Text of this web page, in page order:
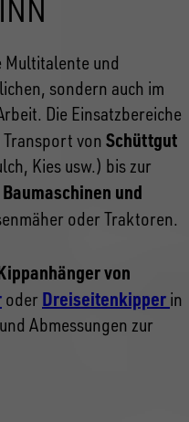
Multitalente und
sondern auch im
Die Einsatzbereiche
von Schüttgut
Kies usw.) bis zur
Baumaschinen und
oder Traktoren.
von
oder Dreiseitenkipper in
Abmessungen zur